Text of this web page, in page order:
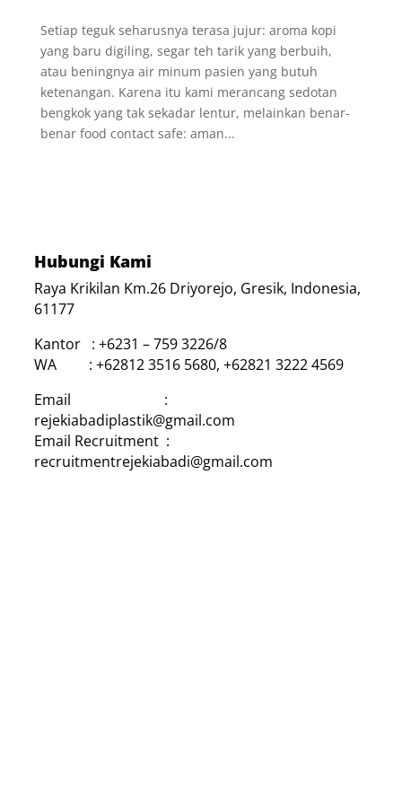
Setiap teguk seharusnya terasa jujur: aroma kopi
yang baru digiling, segar teh tarik yang berbuih,
atau beningnya air minum pasien yang butuh
ketenangan. Karena itu kami merancang sedotan
bengkok yang tak sekadar lentur, melainkan benar-
benar food contact safe: aman...
Hubungi Kami
Raya Krikilan Km.26 Driyorejo, Gresik, Indonesia,
61177
Kantor : +6231 – 759 3226/8
WA : +62812 3516 5680, +62821 3222 4569
Email :
rejekiabadiplastik@gmail.com
Email Recruitment :
recruitmentrejekiabadi@gmail.com